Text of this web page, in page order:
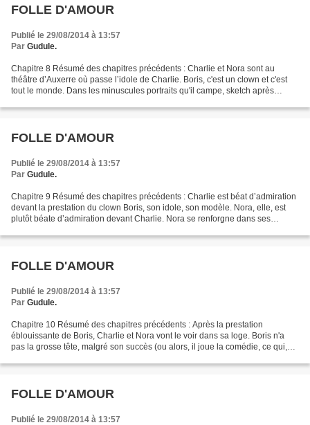
FOLLE D'AMOUR
Publié le 29/08/2014 à 13:57
Par Gudule.
Chapitre 8 Résumé des chapitres précédents : Charlie et Nora sont au
théâtre d’Auxerre où passe l’idole de Charlie. Boris, c'est un clown et c'est
tout le monde. Dans les minuscules portraits qu'il campe, sketch après
FOLLE D'AMOUR
Publié le 29/08/2014 à 13:57
Par Gudule.
Chapitre 9 Résumé des chapitres précédents : Charlie est béat d’admiration
devant la prestation du clown Boris, son idole, son modèle. Nora, elle, est
plutôt béate d’admiration devant Charlie. Nora se renforgne dans ses
FOLLE D'AMOUR
Publié le 29/08/2014 à 13:57
Par Gudule.
Chapitre 10 Résumé des chapitres précédents : Après la prestation
éblouissante de Boris, Charlie et Nora vont le voir dans sa loge. Boris n'a
pas la grosse tête, malgré son succès (ou alors, il joue la comédie, ce qui,
FOLLE D'AMOUR
Publié le 29/08/2014 à 13:57